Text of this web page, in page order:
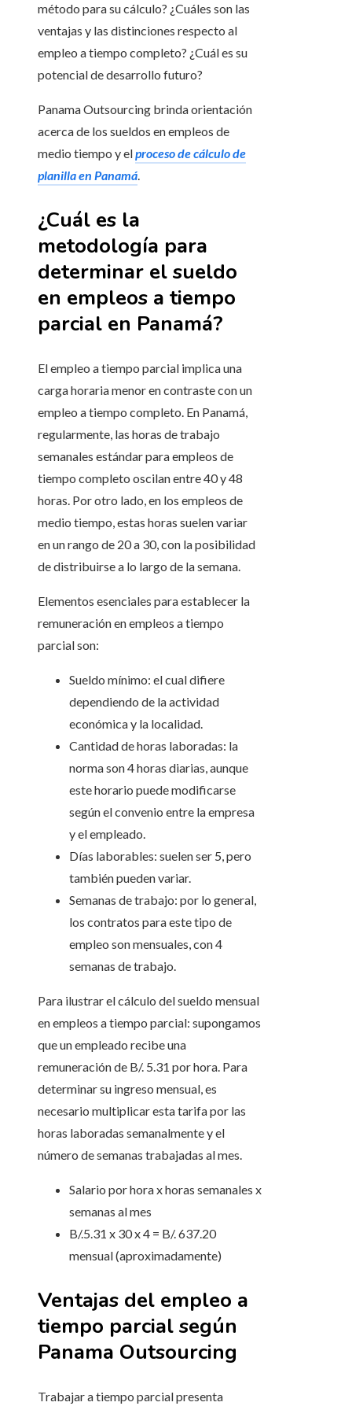
método para su cálculo? ¿Cuáles son las
ventajas y las distinciones respecto al
empleo a tiempo completo? ¿Cuál es su
potencial de desarrollo futuro?
Panama Outsourcing brinda orientación
acerca de los sueldos en empleos de
medio tiempo y elproceso de cálculo de
planilla en Panamá.
¿Cuál es la
metodología para
determinar el sueldo
en empleos a tiempo
parcial en Panamá?
El empleo a tiempo parcial implica una
carga horaria menor en contraste con un
empleo a tiempo completo. En Panamá,
regularmente, las horas de trabajo
semanales estándar para empleos de
tiempo completo oscilan entre 40 y 48
horas. Por otro lado, en los empleos de
medio tiempo, estas horas suelen variar
en un rango de 20 a 30, con la posibilidad
de distribuirse a lo largo de la semana.
Elementos esenciales para establecer la
remuneración en empleos a tiempo
parcial son:
Sueldo mínimo: el cual difiere
dependiendo de la actividad
económica y la localidad.
Cantidad de horas laboradas: la
norma son 4 horas diarias, aunque
este horario puede modificarse
según el convenio entre la empresa
y el empleado.
Días laborables: suelen ser 5, pero
también pueden variar.
Semanas de trabajo: por lo general,
los contratos para este tipo de
empleo son mensuales, con 4
semanas de trabajo.
Para ilustrar el cálculo del sueldo mensual
en empleos a tiempo parcial: supongamos
que un empleado recibe una
remuneración de B/. 5.31 por hora. Para
determinar su ingreso mensual, es
necesario multiplicar esta tarifa por las
horas laboradas semanalmente y el
número de semanas trabajadas al mes.
Salario por hora x horas semanales x
semanas al mes
B/.5.31 x 30 x 4 = B/. 637.20
mensual (aproximadamente)
Ventajas del empleo a
tiempo parcial según
Panama Outsourcing
Trabajar a tiempo parcial presenta